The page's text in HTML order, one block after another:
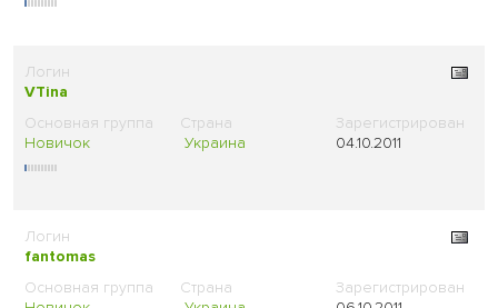
VTina
Новичок Украина 04.10.2011
fantomas